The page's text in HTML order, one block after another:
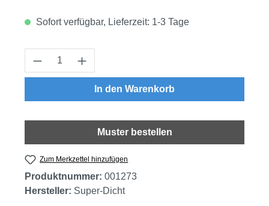
Sofort verfügbar, Lieferzeit: 1-3 Tage
Produkt Anzahl: Gib den gewünschten
In den Warenkorb
Muster bestellen
Zum Merkzettel hinzufügen
Produktnummer: 001273
Hersteller: Super-Dicht